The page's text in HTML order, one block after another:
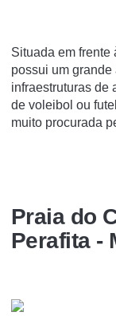
Situada em frente
possui um
infraestruturas de
de voleibol ou
muito procurada
Praia do
Perafita -